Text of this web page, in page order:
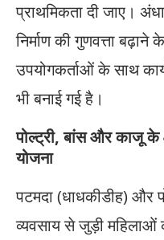
प्राथमिकता दी जाए।
निर्माण की गुणवत्ता
उपयोगकर्ताओं के साथ
भी बनाई गई है।
पोल्ट्री, बांस और काजू के
योजना
पटमदा (धाधकीडीह) और
व्यवसाय से जुड़ी